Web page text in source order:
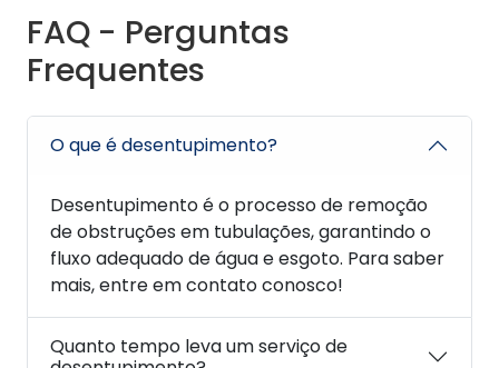
FAQ - Perguntas
Frequentes
O que é desentupimento?
Desentupimento é o processo de remoção
de obstruções em tubulações, garantindo o
fluxo adequado de água e esgoto. Para saber
mais, entre em contato conosco!
Quanto tempo leva um serviço de